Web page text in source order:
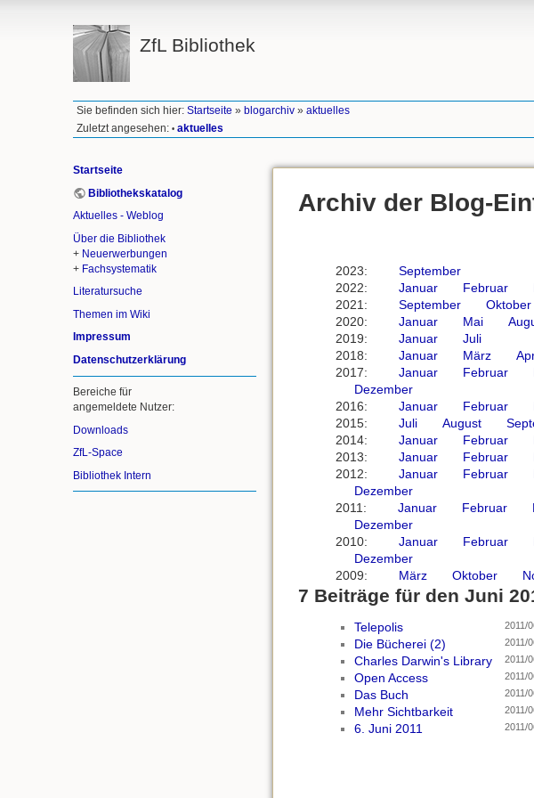
ZfL Bibliothek
Sie befinden sich hier:Startseite » blogarchiv »aktuelles
Zuletzt angesehen: • aktuelles
Startseite
Bibliothekskatalog
Aktuelles - Weblog
Über die Bibliothek
+ Neuerwerbungen
+ Fachsystematik
Literatursuche
Themen im Wiki
Impressum
Datenschutzerklärung
Bereiche für
angemeldete Nutzer:
Downloads
ZfL-Space
Bibliothek Intern
Archiv der Blog-
2023:
September
2022: Januar Februar
2021: September Oktober
2020: Januar Mai
2019: Januar
Juli
2018: Januar März
2017: Januar Februar
Dezember
2016: Januar Februar
2015: Juli August
2014: Januar Februar
2013: Januar Februar
2012: Januar Februar
Dezember
2011: Januar Februar
Dezember
2010: Januar Februar
Dezember
2009: März Oktober
7 Beiträge für den Juni
Telepolis 2011/
Die Bücherei (2) 2011/
Charles Darwin's Library 2011/
Open Access 2011/
Das Buch 2011/
Mehr Sichtbarkeit 2011/
6. Juni 2011 2011/